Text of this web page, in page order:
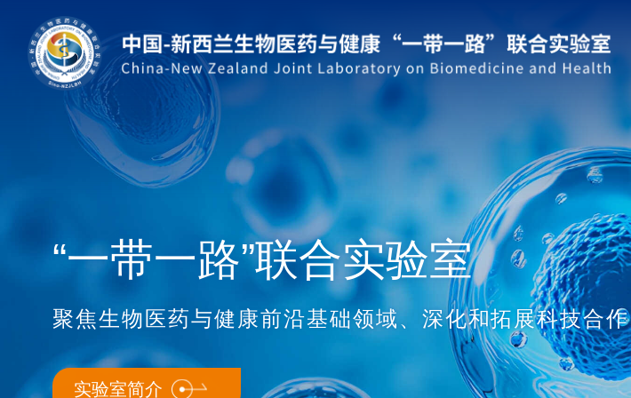
“一带一路”联合实验室
聚焦生物医药与健康前沿基础领域、深化和拓展科技合作
实验室简介